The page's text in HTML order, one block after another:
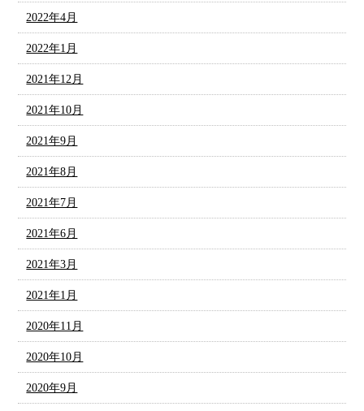
2022年4月
2022年1月
2021年12月
2021年10月
2021年9月
2021年8月
2021年7月
2021年6月
2021年3月
2021年1月
2020年11月
2020年10月
2020年9月